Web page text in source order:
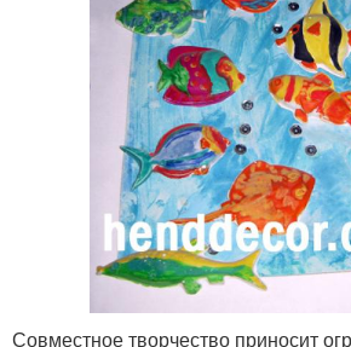
Совместное творчество приносит